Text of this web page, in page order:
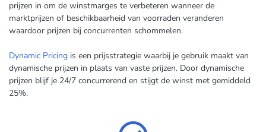
prijzen in om de winstmarges te verbeteren wanneer de
marktprijzen of beschikbaarheid van voorraden veranderen
waardoor prijzen bij concurrenten schommelen.
Dynamic Pricing is een prijsstrategie waarbij je gebruik maakt van
dynamische prijzen in plaats van vaste prijzen. Door dynamische
prijzen blijf je 24/7 concurrerend en stijgt de winst met gemiddeld
25%.